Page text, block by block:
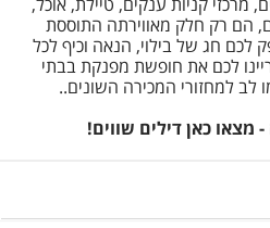
הם רק חלק מאווירתה התוססת
חג של בילוי, הנאה וכיף לכל
לכם את חופשת מפנקת בבתי
למחזורי המכירה השונים..
כאן דילים שווים!